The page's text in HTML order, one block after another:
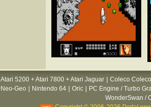
Atari 5200 + Atari 7800 + Atari Jaguar
Coleco
Neo-Geo Nintendo 64 Oric
PC Engine / Turbo
WonderSwan /